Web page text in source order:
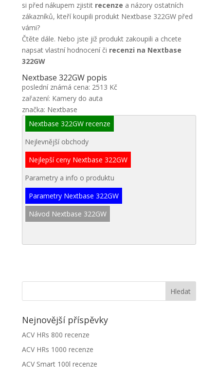
si před nákupem zjistit recenze a názory ostatních
zákazníků, kteří koupili produkt Nextbase 322GW před
vámi?
Čtěte dále. Nebo jste již produkt zakoupili a chcete
napsat vlastní hodnocení či recenzi na Nextbase
322GW
Nextbase 322GW popis
poslední známá cena: 2513 Kč
zařazení: Kamery do auta
značka: Nextbase
Nextbase 322GW recenze
Nejlevnější obchody
Nejlepší ceny Nextbase 322GW
Parametry a info o produktu
Parametry Nextbase 322GW
Návod Nextbase 322GW
Nejnovější příspěvky
ACV HRs 800 recenze
ACV HRs 1000 recenze
ACV Smart 100l recenze